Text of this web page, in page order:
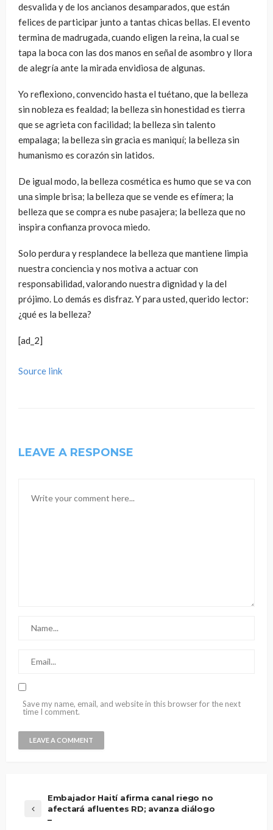
desvalida y de los ancianos desamparados, que están
felices de participar junto a tantas chicas bellas. El evento
termina de madrugada, cuando eligen la reina, la cual se
tapa la boca con las dos manos en señal de asombro y llora
de alegría ante la mirada envidiosa de algunas.
Yo reflexiono, convencido hasta el tuétano, que la belleza
sin nobleza es fealdad; la belleza sin honestidad es tierra
que se agrieta con facilidad; la belleza sin talento
empalaga; la belleza sin gracia es maniquí; la belleza sin
humanismo es corazón sin latidos.
De igual modo, la belleza cosmética es humo que se va con
una simple brisa; la belleza que se vende es efímera; la
belleza que se compra es nube pasajera; la belleza que no
inspira confianza provoca miedo.
Solo perdura y resplandece la belleza que mantiene limpia
nuestra conciencia y nos motiva a actuar con
responsabilidad, valorando nuestra dignidad y la del
prójimo. Lo demás es disfraz. Y para usted, querido lector:
¿qué es la belleza?
[ad_2]
Source link
LEAVE A RESPONSE
Save my name, email, and website in this browser for the next
time I comment.
Embajador Haití afirma canal riego no
afectará afluentes RD; avanza diálogo
–